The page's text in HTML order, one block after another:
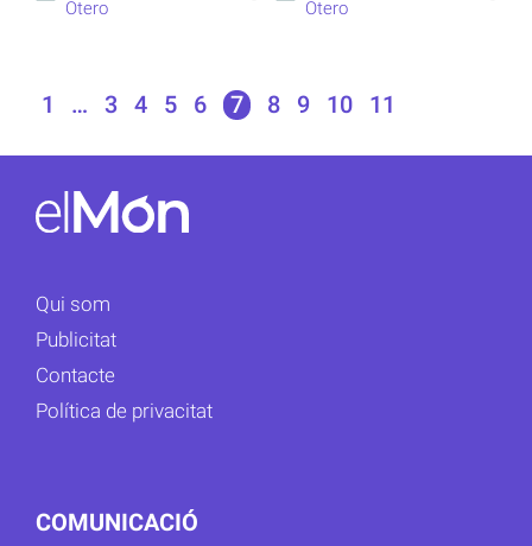
Otero
Otero
1 … 3 4 5 6 7 8 9 10 11
Qui som
Publicitat
Contacte
Política de privacitat
COMUNICACIÓ